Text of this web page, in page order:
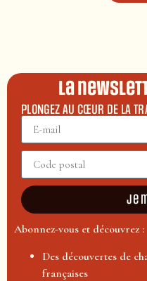
La
PLONGEZ AU CŒUR DE LA
Je
Abonnez-vous et découvrez :
Des découvertes de
françaises